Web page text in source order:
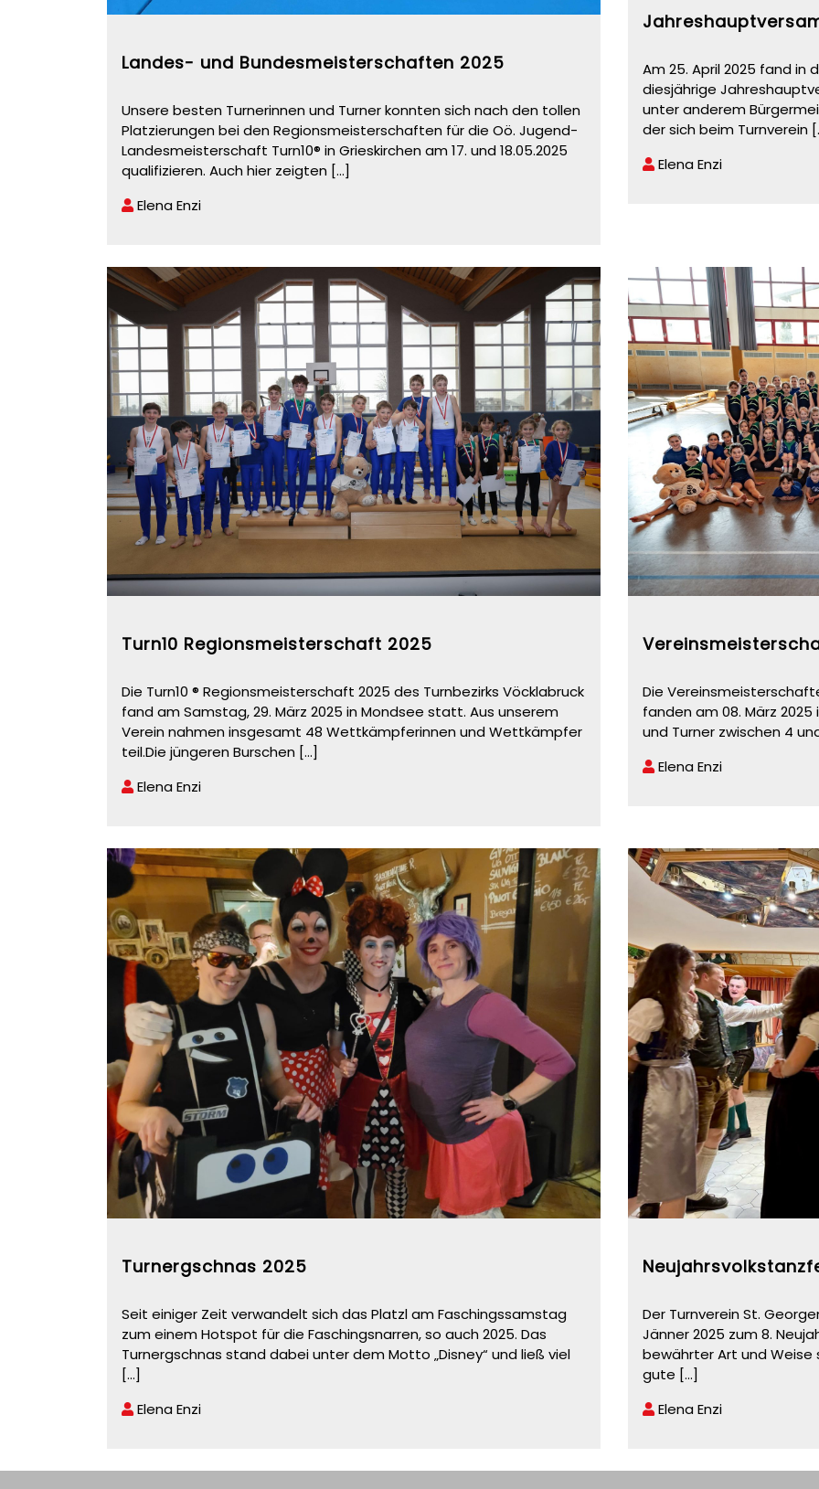
Landes- und Bundesmeisterschaften 2025
Unsere besten Turnerinnen und Turner konnten sich nach den tollen
Platzierungen bei den Regionsmeisterschaften für die Oö. Jugend-
Landesmeisterschaft Turn10® in Grieskirchen am 17. und 18.05.2025
qualifizieren. Auch hier zeigten [...]
Elena Enzi
Am 25. April 2025 fand in
diesjährige
unter anderem
der sich beim Turnverein
Elena Enzi
Turn10 Regionsmeisterschaft 2025
Die Turn10 ® Regionsmeisterschaft 2025 des Turnbezirks Vöcklabruck
fand am Samstag, 29. März 2025 in Mondsee statt. Aus unserem
Verein nahmen insgesamt 48 Wettkämpferinnen und Wettkämpfer
teil.Die jüngeren Burschen [...]
Elena Enzi
Die
fanden am 08. März
und Turner zwischen 4
Elena Enzi
Turnergschnas 2025
Seit einiger Zeit verwandelt sich das Platzl am Faschingssamstag
zum einem Hotspot für die Faschingsnarren, so auch 2025. Das
Turnergschnas stand dabei unter dem Motto „Disney“ und ließ viel
[...]
Elena Enzi
Der Turnverein St.
Jänner 2025 zum 8.
bewährter Art und
gute [...]
Elena Enzi